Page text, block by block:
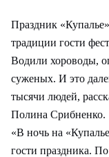
Праздник
традиции гости
Водили хороводы,
суженых. И это
тысячи людей,
Полина Срибненко.
«В ночь на
гости праздника.